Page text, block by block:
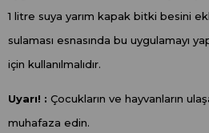
1 litre suya yarım kapak bitki besini
sulaması esnasında bu uygulamayı
için kullanılmalıdır.
Uyarı! : Çocukların ve hayvanların
muhafaza edin.